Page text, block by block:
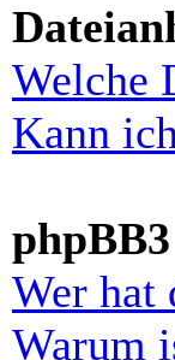
Welche
Kann
Wer hat
Warum